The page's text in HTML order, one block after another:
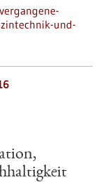
und-